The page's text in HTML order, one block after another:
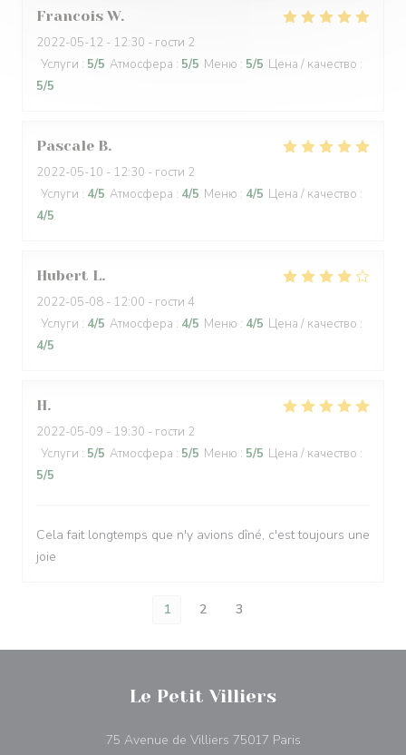
Francois W
2022-05-12 - 12:30 - гости 2
Услуги : 5/5 Атмосфера : 5/5 Меню : 5/5 Цена / качество :
5/5
Pascale B
2022-05-10 - 12:30 - гости 2
Услуги : 4/5 Атмосфера : 4/5 Меню : 4/5 Цена / качество :
4/5
Hubert L
2022-05-08 - 12:00 - гости 4
Услуги : 4/5 Атмосфера : 4/5 Меню : 4/5 Цена / качество :
4/5
H
2022-05-09 - 19:30 - гости 2
Услуги : 5/5 Атмосфера : 5/5 Меню : 5/5 Цена / качество :
5/5
Cela fait longtemps que n'y avions dîné, c'est toujours une
joie
1 2 3
Le Petit Villiers
75 Avenue de Villiers 75017 Paris((открывается в